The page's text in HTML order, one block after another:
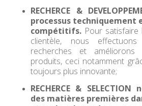
RECHERCE &
processus techniquement
compétitifs. Pour
clientèle, nous
recherches et
produits, ceci notamment
toujours plus innovante;
RECHERCE &
des matières premières